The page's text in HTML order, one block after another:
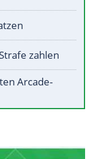
zahlen
Arcade-